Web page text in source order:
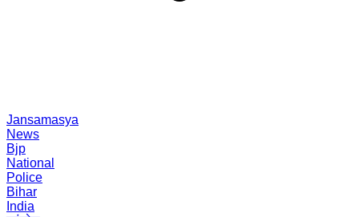
Jansamasya
News
Bjp
National
Police
Bihar
India